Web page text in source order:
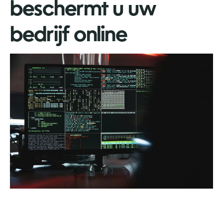
beschermt u uw
bedrijf online